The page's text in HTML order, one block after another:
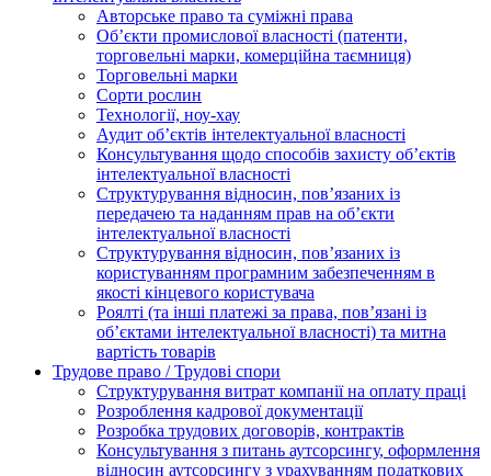
Авторське право та суміжні права
Oб’єкти промислової власності (патенти,
торговельні марки, комерційна таємниця)
Торговельні марки
Сорти рослин
Технології, ноу-хау
Аудит об’єктів інтелектуальної власності
Консультування щодо способів захисту об’єктів
інтелектуальної власності
Структурування відносин, пов’язаних із
передачею та наданням прав на об’єкти
інтелектуальної власності
Структурування відносин, пов’язаних із
користуванням програмним забезпеченням в
якості кінцевого користувача
Роялті (та інші платежі за права, пов’язані із
об’єктами інтелектуальної власності) та митна
вартість товарів
Трудове право / Трудові спори
Cтруктурування витрат компанії на оплату праці
Розроблення кадрової документації
Розробка трудових договорів, контрактів
Консультування з питань аутсорсингу, оформлення
відносин аутсорсингу з урахуванням податкових